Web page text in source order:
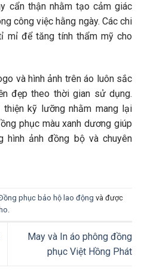
cẩn thận nhằm tạo cảm giác
công việc hằng ngày. Các chi
mỉ để tăng tính thẩm mỹ cho
và hình ảnh trên áo luôn sắc
đẹp theo thời gian sử dụng.
kỹ lưỡng nhằm mang lại
phục màu xanh dương giúp
hình ảnh đồng bộ và chuyên
phục bảo hộ lao động và được
.
May và In áo phông đồng
phục Việt Hồng Phát